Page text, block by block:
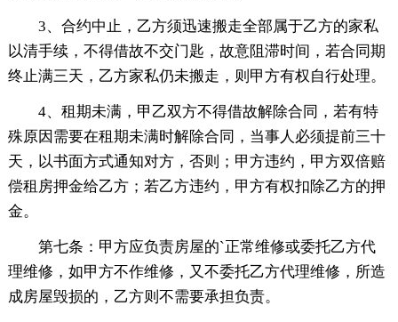
3、合约中止，乙方须迅速搬走全部属于乙方的家私
以清手续，不得借故不交门匙，故意阻滞时间，若合同期
终止满三天，乙方家私仍未搬走，则甲方有权自行处理。
4、租期未满，甲乙双方不得借故解除合同，若有特
殊原因需要在租期未满时解除合同，当事人必须提前三十
天，以书面方式通知对方，否则；甲方违约，甲方双倍赔
偿租房押金给乙方；若乙方违约，甲方有权扣除乙方的押
金。
第七条：甲方应负责房屋的`正常维修或委托乙方代
理维修，如甲方不作维修，又不委托乙方代理维修，所造
成房屋毁损的，乙方则不需要承担负责。